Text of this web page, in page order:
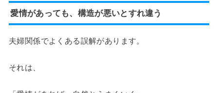
愛情があっても、構造が悪いとすれ違う
夫婦関係でよくある誤解があります。
それは、